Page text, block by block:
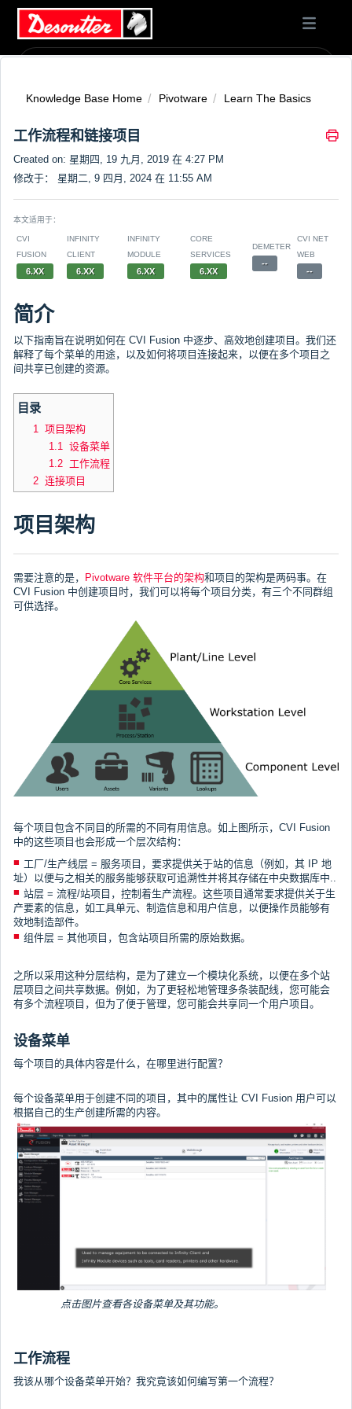
Knowledge Base Home Pivotware Learn The Basics
工作流程和链接项目
Created on: 星期四, 19 九月, 2019 在 4:27 PM
修改于： 星期二, 9 四月, 2024 在 11:55 AM
本文适用于：
CVI
FUSION
6.XX
INFINITY
CLIENT
6.XX
INFINITY
MODULE
6.XX
CORE
SERVICES
6.XX
DEMETER
--
CVI NET
WEB
--
简介
以下指南旨在说明如何在 CVI Fusion 中逐步、高效地创建项目。我们还
解释了每个菜单的用途，以及如何将项目连接起来，以便在多个项目之
间共享已创建的资源。
目录
1 项目架构
1.1 设备菜单
1.2 工作流程
2 连接项目
项目架构
需要注意的是， Pivotware 软件平台的架构和项目的架构是两码事。在
CVI Fusion 中创建项目时，我们可以将每个项目分类，有三个不同群组
可供选择。
每个项目包含不同目的所需的不同有用信息。如上图所示，CVI Fusion
中的这些项目也会形成一个层次结构：
工厂/生产线层 = 服务项目，要求提供关于站的信息（例如，其 IP 地
址）以便与之相关的服务能够获取可追溯性并将其存储在中央数据库中..
站层 = 流程/站项目，控制着生产流程。这些项目通常要求提供关于生
产要素的信息，如工具单元、制造信息和用户信息，以便操作员能够有
效地制造部件。
组件层 = 其他项目，包含站项目所需的原始数据。
之所以采用这种分层结构，是为了建立一个模块化系统，以便在多个站
层项目之间共享数据。例如，为了更轻松地管理多条装配线，您可能会
有多个流程项目，但为了便于管理，您可能会共享同一个用户项目。
设备菜单
每个项目的具体内容是什么，在哪里进行配置？
每个设备菜单用于创建不同的项目，其中的属性让 CVI Fusion 用户可以
根据自己的生产创建所需的内容。
点击图片查看各设备菜单及其功能。
工作流程
我该从哪个设备菜单开始？我究竟该如何编写第一个流程？